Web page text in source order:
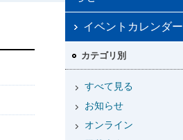
イベントカレンダー
カテゴリ別
すべて見る
お知らせ
オンライン